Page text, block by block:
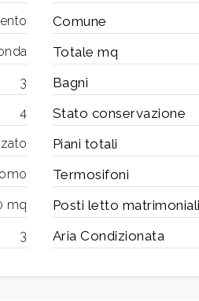
Comune
Totale mq
3 Bagni
4 Stato conservazione
Piani totali
Termosifoni
mq Posti letto matrimoniali
3 Aria Condizionata